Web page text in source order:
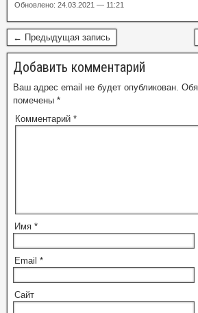
Обновлено: 24.03.2021 — 11:21
← Предыдущая запись
Добавить комментарий
Ваш адрес email не будет опубликован.
помечены *
Комментарий *
Имя *
Email *
Сайт